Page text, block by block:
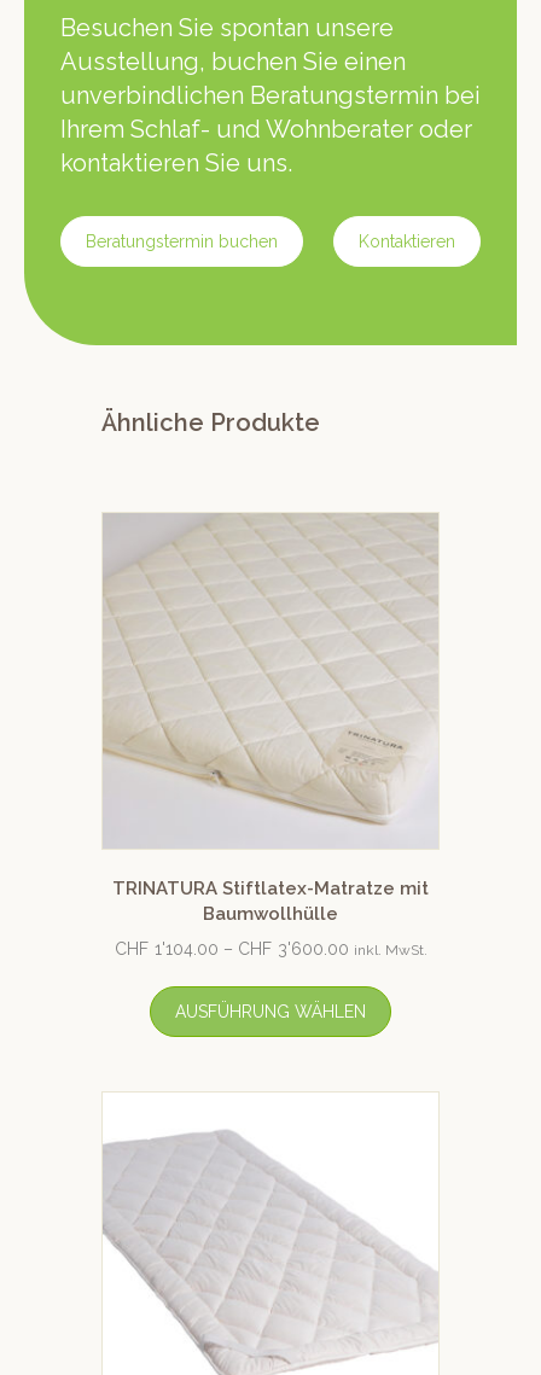
Besuchen Sie spontan unsere
Ausstellung, buchen Sie einen
unverbindlichen Beratungstermin bei
Ihrem Schlaf- und Wohnberater oder
kontaktieren Sie uns.
Beratungstermin buchen Kontaktieren
Ähnliche Produkte
TRINATURA Stiftlatex-Matratze mit
Baumwollhülle
CHF 1'104.00 – CHF 3'600.00 inkl. MwSt.
AUSFÜHRUNG WÄHLEN